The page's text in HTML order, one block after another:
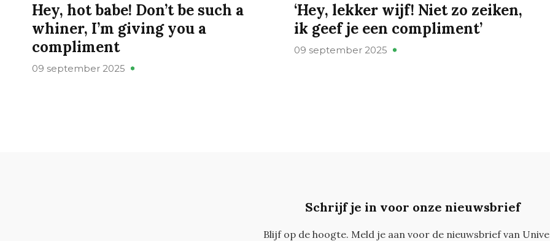
Hey, hot babe! Don’t be such a
whiner, I’m giving you a
compliment
09 september 2025
‘Hey, lekker wijf! Niet zo zeiken,
ik geef je een compliment’
09 september 2025
Schrijf je in voor onze nieuwsbrief
Blijf op de hoogte. Meld je aan voor de nieuwsbrief van